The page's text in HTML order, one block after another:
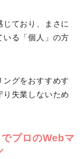
ており、まさに
いる「個人」の方
グをおすすめす
り失業しないため
プロのWebマ